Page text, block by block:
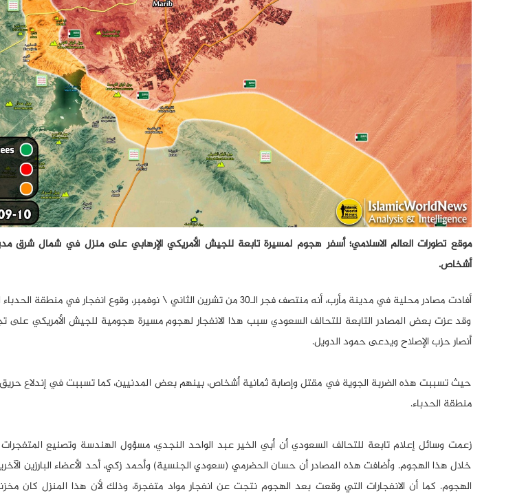
موقع تطورات العالم الاسلامي؛ أسفر هجوم لمسيرة تابعة للجيش الأمريكي الإرهابي على منزل في شمال شرق
أشخاص.
أفادت مصادر محلية في مدينة مأرب، أنه منتصف فجر الـ30 من تشرين الثاني \ نوفمبر، وقوع
وقد عزت بعض المصادر التابعة للتحالف السعودي سبب هذا الانفجار لهجوم مسيرة هجومية للجيش الأمريكي على
أنصار حزب الإصلاح ويدعى حمود الدويل.
حيث تسببت هذه الضربة الجوية في مقتل وإصابة ثمانية أشخاص، بينهم بعض المدنيين، كما تسببت في إندلاع
منطقة الحدباء.
زعمت وسائل إعلام تابعة للتحالف السعودي أن أبي الخير عبد الواحد النجدي، مسؤول الهندسة وتصنيع
خلال هذا الهجوم. وأضافت هذه المصادر أن حسان الحضرمي (سعودي الجنسية) وأحمد زكي، أحد الأعضاء البارزين
الهجوم. كما أن الانفجارات التي وقعت بعد الهجوم نتجت عن انفجار مواد متفجرة، وذلك لأن هذا المنزل كان